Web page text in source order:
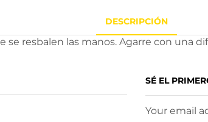
DESCRIPCIÓN
resbalen las manos. Agarre con una
SÉ EL
Your email